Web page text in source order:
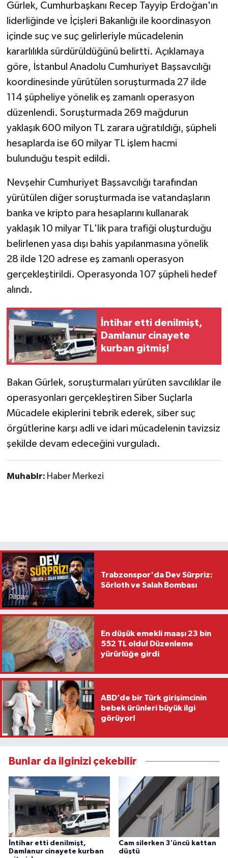
Gürlek, Cumhurbaşkanı Recep Tayyip Erdoğan'ın
liderliğinde ve İçişleri Bakanlığı ile koordinasyon
içinde suç ve suç gelirleriyle mücadelenin
kararlılıkla sürdürüldüğünü belirtti. Açıklamaya
göre, İstanbul Anadolu Cumhuriyet Başsavcılığı
koordinesinde yürütülen soruşturmada 27 ilde
114 şüpheliye yönelik eş zamanlı operasyon
düzenlendi. Soruşturmada 269 mağdurun
yaklaşık 600 milyon TL zarara uğratıldığı, şüpheli
hesaplarda ise 60 milyar TL işlem hacmi
bulunduğu tespit edildi.
Nevşehir Cumhuriyet Başsavcılığı tarafından
yürütülen diğer soruşturmada ise vatandaşların
banka ve kripto para hesaplarını kullanarak
yaklaşık 10 milyar TL'lik para trafiği oluşturduğu
belirlenen yasa dışı bahis yapılanmasına yönelik
28 ilde 120 adrese eş zamanlı operasyon
gerçekleştirildi. Operasyonda 107 şüpheli hedef
alındı.
İntihar etti denilmişt,
Damlanur cinayete
kurban gitmiş!
Bakan Gürlek, soruşturmaları yürüten savcılıklar ile
operasyonları gerçekleştiren Siber Suçlarla
Mücadele ekiplerini tebrik ederek, siber suç
örgütlerine karşı adli ve idari mücadelenin tavizsiz
şekilde devam edeceğini vurguladı.
Muhabir: Haber Merkezi
Trabzonspor'da Dev Sürpriz:
Sörloth ve Salah Bombası
En düşük emekli maaşı 23 bin
552 TL oldu! Düzenleme
yürürlüğe girdi
ABD’de bir Türk girişimcinin
bebek ürünleri büyük ilgi
görüyor!
Bunlar da ilginizi çekebilir
İntihar etti denilmişt,
Damlanur cinayete kurban
Cam silerken 3'üncü kattan
düştü